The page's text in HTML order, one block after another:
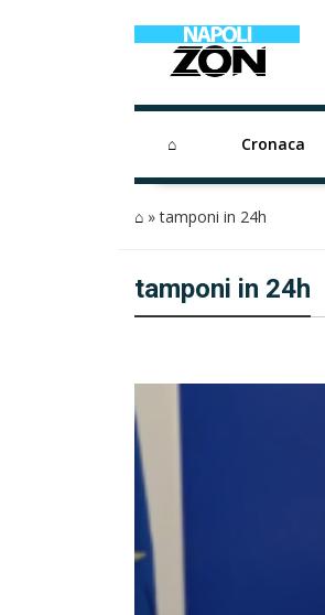
⌂ Cronaca
⌂ »tamponi in 24h
tamponi in 24h